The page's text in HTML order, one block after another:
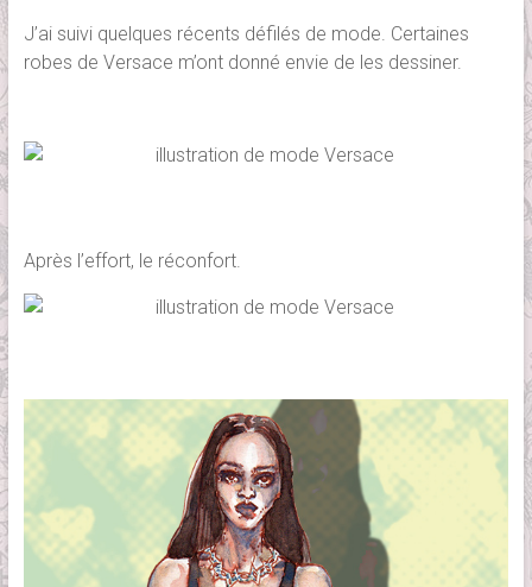
J’ai suivi quelques récents défilés de mode. Certaines
robes de Versace m’ont donné envie de les dessiner.
Après l’effort, le réconfort.